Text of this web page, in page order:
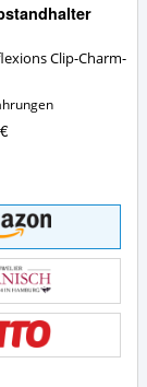
Clip-Charm-